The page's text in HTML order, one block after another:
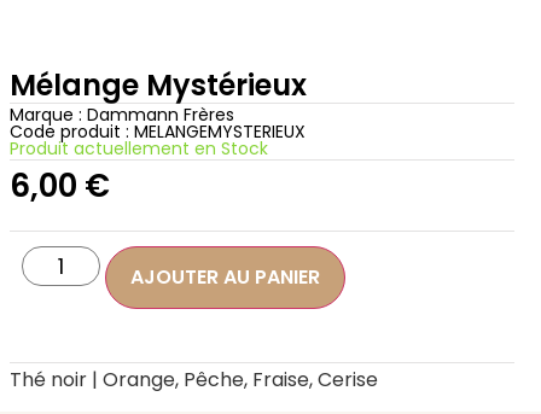
Mélange Mystérieux
Marque : Dammann Frères
Code produit : MELANGEMYSTERIEUX
Produit actuellement en Stock
6,00 €
AJOUTER AU PANIER
Thé noir | Orange, Pêche, Fraise, Cerise